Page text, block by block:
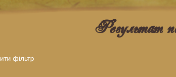
Результат
фiльтр